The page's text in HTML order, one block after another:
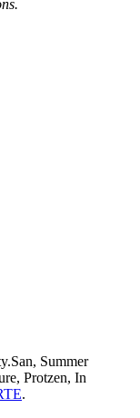
Summer
Protzen, In
.